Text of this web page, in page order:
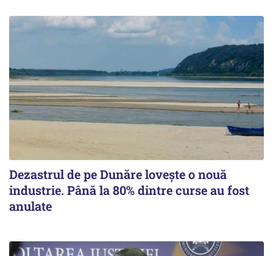
Dezastrul de pe Dunăre lovește o nouă
industrie. Până la 80% dintre curse au fost
anulate